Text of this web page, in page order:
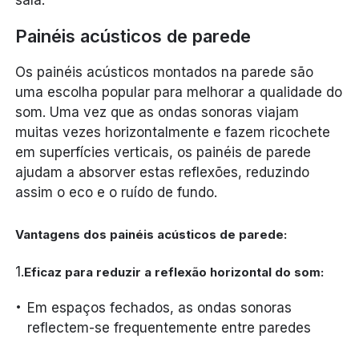
Painéis acústicos de parede
Os painéis acústicos montados na parede são
uma escolha popular para melhorar a qualidade do
som. Uma vez que as ondas sonoras viajam
muitas vezes horizontalmente e fazem ricochete
em superfícies verticais, os painéis de parede
ajudam a absorver estas reflexões, reduzindo
assim o eco e o ruído de fundo.
Vantagens dos painéis acústicos de parede:
1.Eficaz para reduzir a reflexão horizontal do som:
Em espaços fechados, as ondas sonoras
reflectem-se frequentemente entre paredes